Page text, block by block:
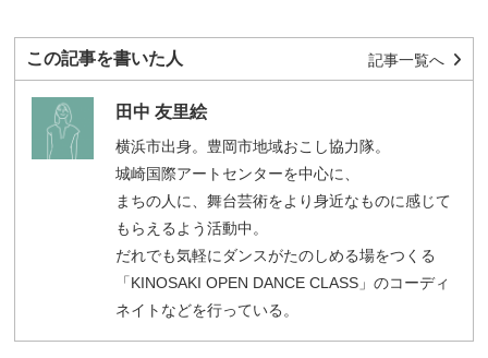
この記事を書いた人
田中 友里絵
横浜市出身。豊岡市地域おこし協力隊。
城崎国際アートセンターを中心に、
まちの人に、舞台芸術をより身近なものに感じて
もらえるよう活動中。
だれでも気軽にダンスがたのしめる場をつくる
「KINOSAKI OPEN DANCE CLASS」のコーディ
ネイトなどを行っている。
記事一覧へ